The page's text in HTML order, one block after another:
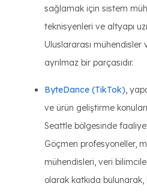
sağlamak için sistem
teknisyenleri ve altyapı
Uluslararası mühendisler
ayrılmaz bir parçasıdır.
ByteDance (TikTok),
ve ürün geliştirme
Seattle bölgesinde
Göçmen profesyoneller,
mühendisleri, veri
olarak katkıda bulunarak,